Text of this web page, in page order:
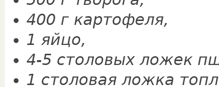
400 г картофеля,
1 яйцо,
4-5 столовых ложек
1 столовая ложка